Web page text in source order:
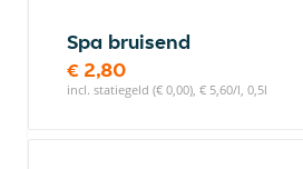
Spa bruisend
€ 2,80
incl. statiegeld (€ 0,00), € 5,60/l, 0,5l